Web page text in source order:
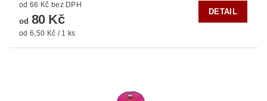
od 66 Kč bez DPH
od 80 Kč
od 6,50 Kč / 1 ks
DETAIL